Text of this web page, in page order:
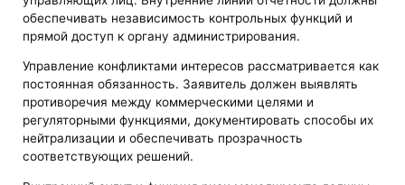
обеспечивать независимость контрольных функций и
прямой доступ к органу администрирования.
Управление конфликтами интересов рассматривается как
постоянная обязанность. Заявитель должен выявлять
противоречия между коммерческими целями и
регуляторными функциями, документировать способы их
нейтрализации и обеспечивать прозрачность
соответствующих решений.